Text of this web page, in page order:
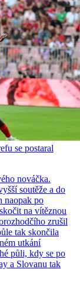
se postaral
nováčka.
soutěže a do
naopak po
na vítěznou
zrušil
tak skončila
utkání
půli, kdy se po
a Slovanu tak